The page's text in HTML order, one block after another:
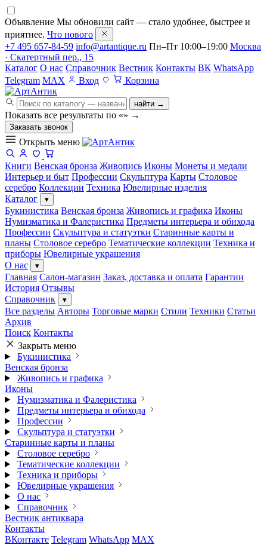
Объявление Мы обновили сайт — стало удобнее, быстрее и
приятнее. Что нового
+7 495 657-84-59 info@artantique.ru Пн–Пт 10:00–19:00 Москва
· Скатертный пер., 15
Каталог О нас Справочник Вестник Контакты ВК WhatsApp
Telegram MAX Вход Корзина
найти →
Показать все результаты по «» →
Заказать звонок
Открыть меню
Книги Венская бронза Живопись Иконы Монеты и медали
Интерьер и быт Профессии Скульптура Карты Столовое
серебро Коллекции Техника Ювелирные изделия
Каталог
▾
Букинистика Венская бронза Живопись и графика Иконы
Нумизматика и Фалеристика Предметы интерьера и обихода
Профессии Скульптура и статуэтки Старинные карты и
планы Столовое серебро Тематические коллекции Техника и
приборы Ювелирные украшения
О нас
▾
Главная Салон-магазин Заказ, доставка и оплата Гарантии
История Отзывы
Справочник
▾
Все разделы Авторы Торговые марки Стили Техники Статьи
Архив
Поиск Контакты
Закрыть меню
Букинистика
Венская бронза
Живопись и графика
Иконы
Нумизматика и Фалеристика
Предметы интерьера и обихода
Профессии
Скульптура и статуэтки
Старинные карты и планы
Столовое серебро
Тематические коллекции
Техника и приборы
Ювелирные украшения
О нас
Справочник
Вестник антиквара
Контакты
ВКонтакте Telegram WhatsApp MAX